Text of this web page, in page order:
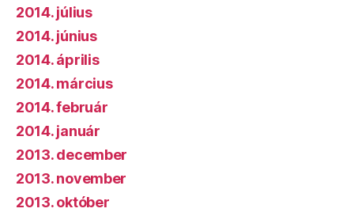
2014. július
2014. június
2014. április
2014. március
2014. február
2014. január
2013. december
2013. november
2013. október